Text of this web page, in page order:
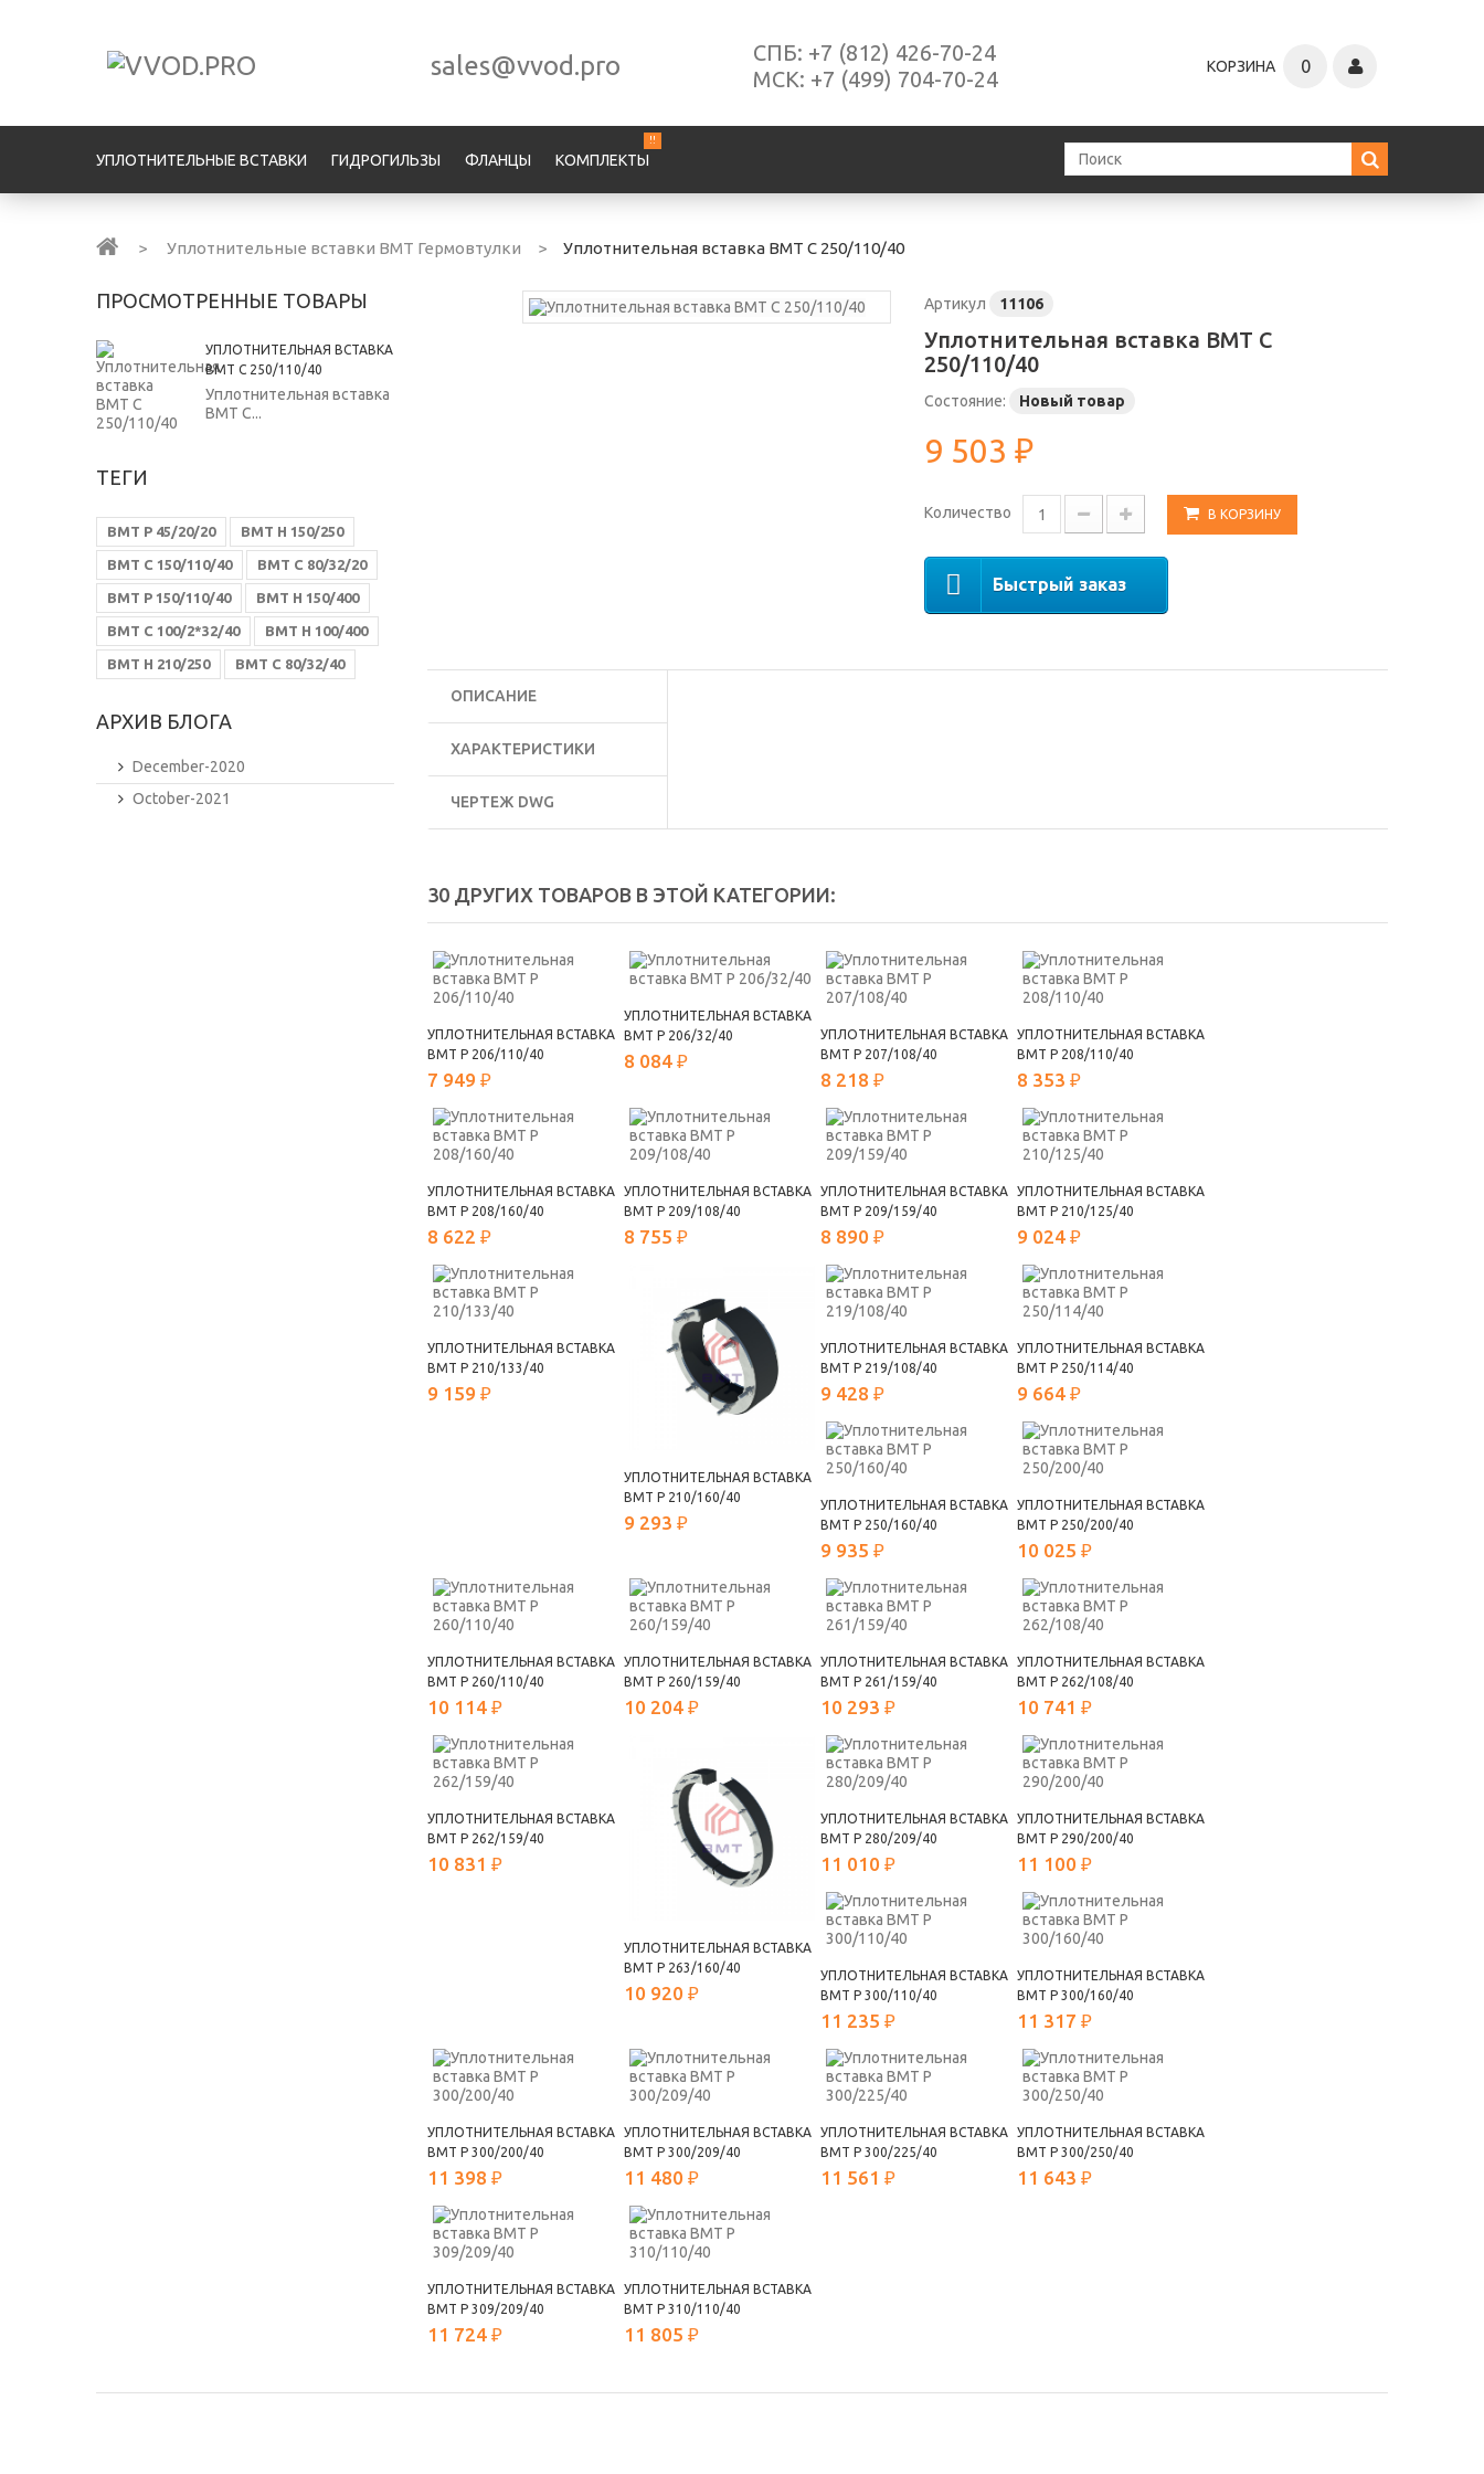
sales@vvod.pro СПБ: +7 (812) 426-70-24
МСК: +7 (499) 704-70-24 КОРЗИНА 0
УПЛОТНИТЕЛЬНЫЕ ВСТАВКИ ГИДРОГИЛЬЗЫ ФЛАНЦЫ КОМПЛЕКТЫ
!!
> Уплотнительные вставки ВМТ Гермовтулки > Уплотнительная вставка ВМТ С 250/110/40
Артикул 11106
Уплотнительная вставка ВМТ С
250/110/40
Состояние: Новый товар
9 503 ₽
Количество В КОРЗИНУ
Быстрый заказ
ОПИСАНИЕ
ХАРАКТЕРИСТИКИ
ЧЕРТЕЖ DWG
30 ДРУГИХ ТОВАРОВ В ЭТОЙ КАТЕГОРИИ:
УПЛОТНИТЕЛЬНАЯ ВСТАВКА
ВМТ Р 206/110/40
7 949 ₽
УПЛОТНИТЕЛЬНАЯ ВСТАВКА
ВМТ Р 206/32/40
8 084 ₽
УПЛОТНИТЕЛЬНАЯ ВСТАВКА
ВМТ Р 207/108/40
8 218 ₽
УПЛОТНИТЕЛЬНАЯ ВСТАВКА
ВМТ Р 208/110/40
8 353 ₽
УПЛОТНИТЕЛЬНАЯ ВСТАВКА
ВМТ Р 208/160/40
8 622 ₽
УПЛОТНИТЕЛЬНАЯ ВСТАВКА
ВМТ Р 209/108/40
8 755 ₽
УПЛОТНИТЕЛЬНАЯ ВСТАВКА
ВМТ Р 209/159/40
8 890 ₽
УПЛОТНИТЕЛЬНАЯ ВСТАВКА
ВМТ Р 210/125/40
9 024 ₽
УПЛОТНИТЕЛЬНАЯ ВСТАВКА
ВМТ Р 210/133/40
9 159 ₽
УПЛОТНИТЕЛЬНАЯ ВСТАВКА
ВМТ Р 210/160/40
9 293 ₽
УПЛОТНИТЕЛЬНАЯ ВСТАВКА
ВМТ Р 219/108/40
9 428 ₽
УПЛОТНИТЕЛЬНАЯ ВСТАВКА
ВМТ Р 250/114/40
9 664 ₽
УПЛОТНИТЕЛЬНАЯ ВСТАВКА
ВМТ Р 250/160/40
9 935 ₽
УПЛОТНИТЕЛЬНАЯ ВСТАВКА
ВМТ Р 250/200/40
10 025 ₽
УПЛОТНИТЕЛЬНАЯ ВСТАВКА
ВМТ Р 260/110/40
10 114 ₽
УПЛОТНИТЕЛЬНАЯ ВСТАВКА
ВМТ Р 260/159/40
10 204 ₽
УПЛОТНИТЕЛЬНАЯ ВСТАВКА
ВМТ Р 261/159/40
10 293 ₽
УПЛОТНИТЕЛЬНАЯ ВСТАВКА
ВМТ Р 262/108/40
10 741 ₽
УПЛОТНИТЕЛЬНАЯ ВСТАВКА
ВМТ Р 262/159/40
10 831 ₽
УПЛОТНИТЕЛЬНАЯ ВСТАВКА
ВМТ Р 263/160/40
10 920 ₽
УПЛОТНИТЕЛЬНАЯ ВСТАВКА
ВМТ Р 280/209/40
11 010 ₽
УПЛОТНИТЕЛЬНАЯ ВСТАВКА
ВМТ Р 290/200/40
11 100 ₽
УПЛОТНИТЕЛЬНАЯ ВСТАВКА
ВМТ Р 300/110/40
11 235 ₽
УПЛОТНИТЕЛЬНАЯ ВСТАВКА
ВМТ Р 300/160/40
11 317 ₽
УПЛОТНИТЕЛЬНАЯ ВСТАВКА
ВМТ Р 300/200/40
11 398 ₽
УПЛОТНИТЕЛЬНАЯ ВСТАВКА
ВМТ Р 300/209/40
11 480 ₽
УПЛОТНИТЕЛЬНАЯ ВСТАВКА
ВМТ Р 300/225/40
11 561 ₽
УПЛОТНИТЕЛЬНАЯ ВСТАВКА
ВМТ Р 300/250/40
11 643 ₽
УПЛОТНИТЕЛЬНАЯ ВСТАВКА
ВМТ Р 309/209/40
11 724 ₽
УПЛОТНИТЕЛЬНАЯ ВСТАВКА
ВМТ Р 310/110/40
11 805 ₽
ПРОСМОТРЕННЫЕ ТОВАРЫ
УПЛОТНИТЕЛЬНАЯ ВСТАВКА
ВМТ С 250/110/40
Уплотнительная вставка
ВМТ С...
ТЕГИ
ВМТ Р 45/20/20 ВМТ Н 150/250
ВМТ С 150/110/40 ВМТ С 80/32/20
ВМТ Р 150/110/40 ВМТ Н 150/400
ВМТ С 100/2*32/40 ВМТ Н 100/400
ВМТ Н 210/250 ВМТ С 80/32/40
АРХИВ БЛОГА
December-2020
October-2021